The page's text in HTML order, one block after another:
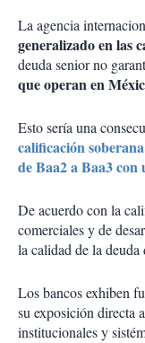
La agencia
generalizado en las
deuda senior no
que operan en
Esto sería una
calificación
de Baa2 a Baa3 con
De acuerdo con la
comerciales y de
la calidad de la deuda
Los bancos exhiben
su exposición directa
institucionales y